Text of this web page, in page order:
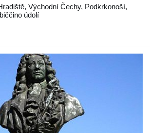
, Východní Čechy, Podkrkonoší,
údolí